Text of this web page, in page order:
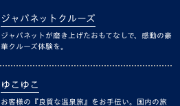
ジャパネットクルーズ
ジャパネットが磨き上げたおもてなしで、感動の豪
華クルーズ体験を。
ゆこゆこ
お客様の『良質な温泉旅』をお手伝い。国内の旅